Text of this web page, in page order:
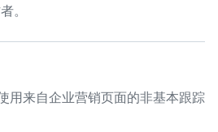
。
用来自企业营销页面的非基本跟踪